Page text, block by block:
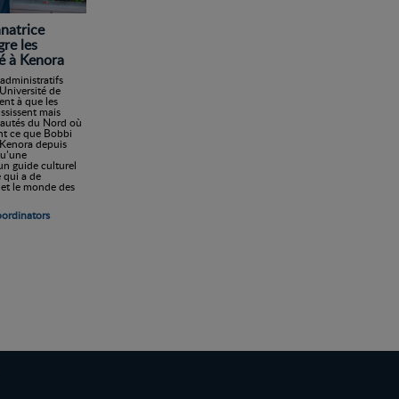
les
à Kenora
de
à que les
mais
du Nord où
ce que Bobbi
depuis
guide culturel
qui a de
le monde des